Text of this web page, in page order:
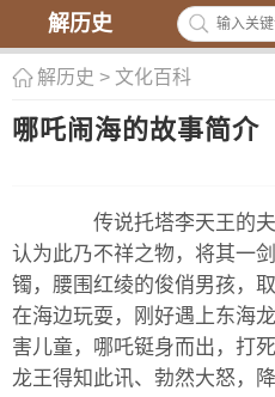
解历史
解历史 > 文化百科
哪吒闹海的故事简介
传说托塔李天王的夫
认为此乃不祥之物，将其一
镯，腰围红绫的俊俏男孩，
在海边玩耍，刚好遇上东海
害儿童，哪吒铤身而出，打
龙王得知此讯、勃然大怒，